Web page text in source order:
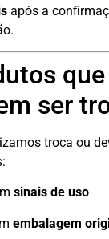
após a
ser
troca ou
sinais de uso
embalagem